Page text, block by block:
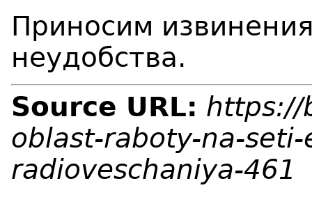
Приносим
неудобства.
Source URL: https://
oblast-raboty-na-
radioveschaniya-461